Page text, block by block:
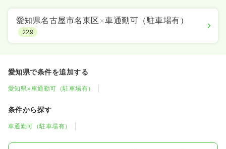
愛知県名古屋市名東区 ×車通勤可（駐車場有）
229
愛知県で条件を追加する
愛知県×車通勤可（駐車場有）
条件から探す
車通勤可（駐車場有）